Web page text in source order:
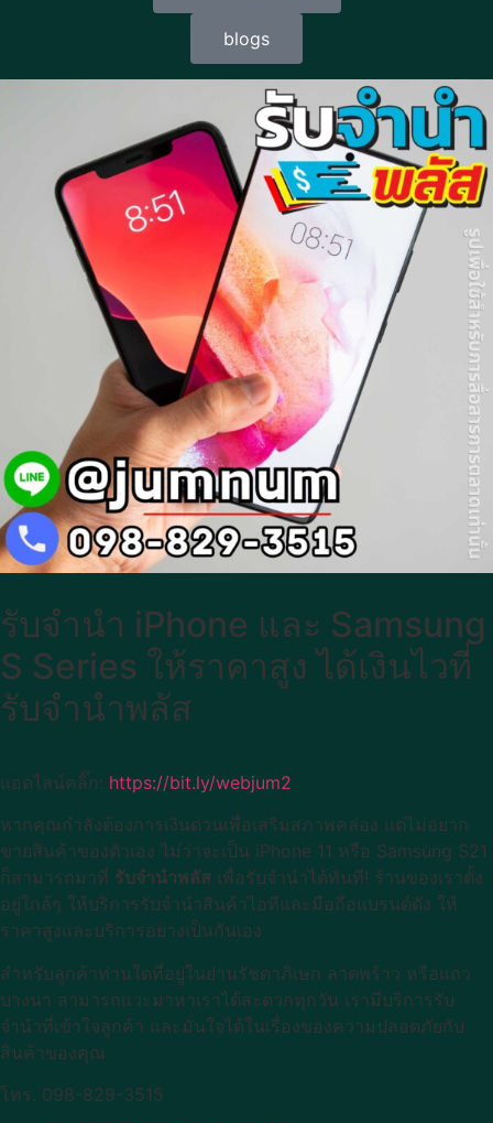
blogs
รับจำนำ iPhone และ Samsung
S Series ให้ราคาสูง ได้เงินไวที่
รับจำนำพลัส
แอดไลน์คลิ๊ก: https://bit.ly/webjum2
หากคุณกำลังต้องการเงินด่วนเพื่อเสริมสภาพคล่อง แต่ไม่อยาก
ขายสินค้าของตัวเอง ไม่ว่าจะเป็น iPhone 11 หรือ Samsung S21
ก็สามารถมาที่ รับจำนำพลัส เพื่อรับจำนำได้ทันที! ร้านของเราตั้ง
อยู่ใกล้ๆ ให้บริการรับจำนำสินค้าไอทีและมือถือแบรนด์ดัง ให้
ราคาสูงและบริการอย่างเป็นกันเอง
สำหรับลูกค้าท่านใดที่อยู่ในย่านรัชดาภิเษก ลาดพร้าว หรือแถว
บางนา สามารถแวะมาหาเราได้สะดวกทุกวัน เรามีบริการรับ
จำนำที่เข้าใจลูกค้า และมั่นใจได้ในเรื่องของความปลอดภัยกับ
สินค้าของคุณ
โทร. 098-829-3515